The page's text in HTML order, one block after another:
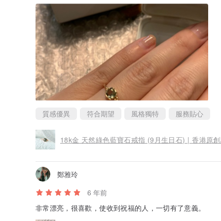
要急件服務，請連絡Meselfes以作安排。歡迎隨時聯繫
的耐心。
/ Meselfes 的承諾 /
每件Meselfes的設計首飾均使用優良的天然寶石，您的產
片一樣。由於每件作品都是使用天然寶石手工定制製作，
/ 運送方法 /
Meselfes 現提供超過8個國家免費送貨服務，商品均由香
一般為3到7個工作日。請注意，我們在網站上顯示的價格
地，您的包裹可能需要繳納稅款和其他額外費用。請聯繫
和所有稅款。
非常感謝您支持Meselfes的原創設計珠寶小店。現在購
個日本製造的優雅戒指盒。希望您在這裡找到您喜愛的首
如果您有尺吋上的疑問，或任何問題，請現在就聯繫我
/ 商品相集 /
18k純金戒指 (玫瑰金)
18k純金戒指 (黃金)
質感優異 符合期望 風格獨特 服務貼心
18k金 天然綠色藍寶石戒指 (9月生日石) | 香港原
鄭雅玲
6 年前
非常漂亮，很喜歡，使收到祝福的人，一切有了意義。